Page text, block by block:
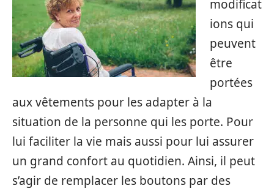
modificat
ions qui
peuvent
être
portées
aux vêtements pour les adapter à la
situation de la personne qui les porte. Pour
lui faciliter la vie mais aussi pour lui assurer
un grand confort au quotidien. Ainsi, il peut
s’agir de remplacer les boutons par des